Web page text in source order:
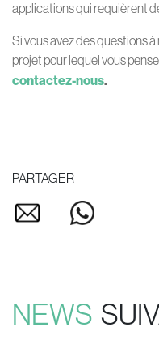
applications qui requièrent
Si vous avez des questions
projet pour lequel vous
contactez-nous.
PARTAGER
NEWS